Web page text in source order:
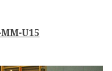
U15